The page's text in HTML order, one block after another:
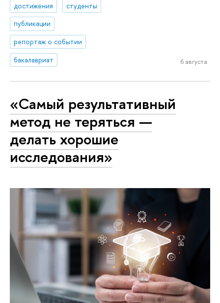
достижения
студенты
публикации
репортаж о событии
бакалавриат
6 августа
«Самый результативный
метод не теряться —
делать хорошие
исследования»